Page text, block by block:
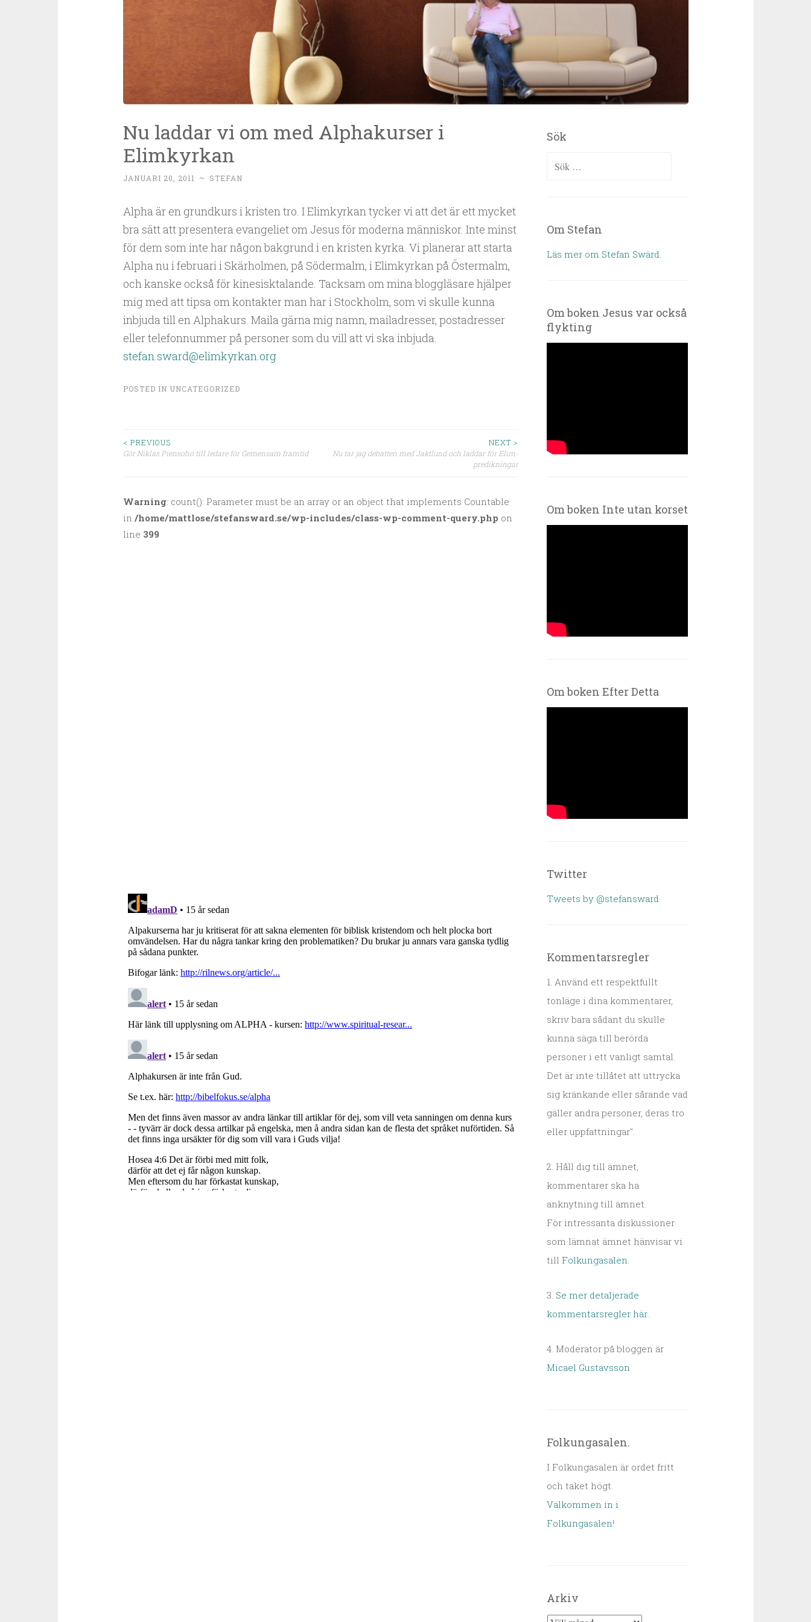
Nu laddar vi om med Alphakurser i
Elimkyrkan
JANUARI 20, 2011 ~ STEFAN
Alpha är en grundkurs i kristen tro. I Elimkyrkan tycker vi att det är ett mycket
bra sätt att presentera evangeliet om Jesus för moderna människor. Inte minst
för dem som inte har någon bakgrund i en kristen kyrka. Vi planerar att starta
Alpha nu i februari i Skärholmen, på Södermalm, i Elimkyrkan på Östermalm,
och kanske också för kinesisktalande. Tacksam om mina bloggläsare hjälper
mig med att tipsa om kontakter man har i Stockholm, som vi skulle kunna
inbjuda till en Alphakurs. Maila gärna mig namn, mailadresser, postadresser
eller telefonnummer på personer som du vill att vi ska inbjuda.
stefan.sward@elimkyrkan.org
POSTED IN UNCATEGORIZED
< PREVIOUS
Gör Niklas Piensoho till ledare för Gemensam framtid
NEXT >
Nu tar jag debatten med Jaktlund och laddar för Elim-
predikningar
Warning: count(): Parameter must be an array or an object that implements Countable
in /home/mattlose/stefansward.se/wp-includes/class-wp-comment-query.php on
line 399
Sök
Sök efter:
Om Stefan
Läs mer om Stefan Swärd.
Om boken Jesus var också
flykting
Om boken Inte utan korset
Om boken Efter Detta
Twitter
Tweets by @stefansward
Kommentarsregler
1. Använd ett respektfullt
tonläge i dina kommentarer,
skriv bara sådant du skulle
kunna säga till berörda
personer i ett vanligt samtal.
Det är inte tillåtet att uttrycka
sig kränkande eller sårande vad
gäller andra personer, deras tro
eller uppfattningar".
2. Håll dig till ämnet,
kommentarer ska ha
anknytning till ämnet.
För intressanta diskussioner
som lämnat ämnet hänvisar vi
till Folkungasalen.
3. Se mer detaljerade
kommentarsregler här..
4. Moderator på bloggen är
Micael Gustavsson
Folkungasalen.
I Folkungasalen är ordet fritt
och taket högt.
Välkommen in i
Folkungasalen!
Arkiv